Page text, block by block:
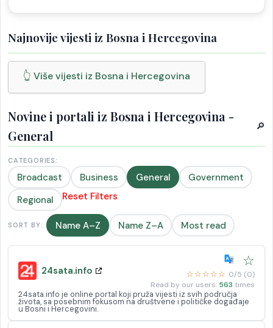
Najnovije vijesti iz Bosna i Hercegovina
👆 Više vijesti iz Bosna i Hercegovina
Novine i portali iz Bosna i Hercegovina -
General
🔎
CATEGORIES:
Broadcast Business General
Government
Regional
Reset Filters
SORT BY: Name A–Z Name Z–A Most read
24sata.info
☆
☆☆☆☆☆ 0/5 (0)
Read by our users: 563 times
24sata.info je online portal koji pruža vijesti iz svih područja
života, sa posebnim fokusom na društvene i političke događaje
u Bosni i Hercegovini.